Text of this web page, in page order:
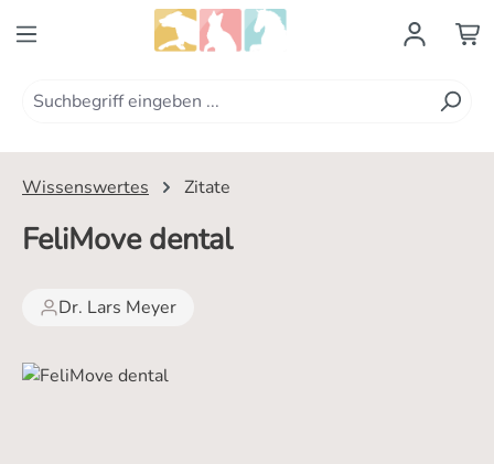
Zum Hauptinhalt springen
Wissenswertes Zitate
FeliMove dental
Dr. Lars Meyer